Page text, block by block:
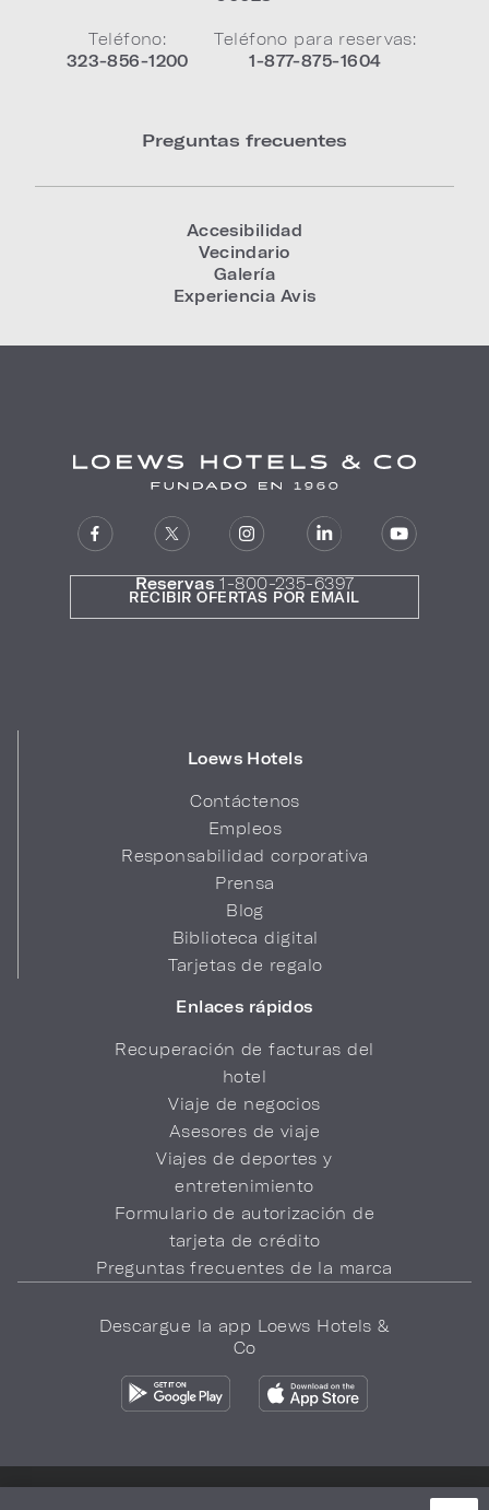
Teléfono:
323-856-1200
Teléfono para reservas:
1-877-875-1604
Preguntas frecuentes
Accesibilidad
Vecindario
Galería
Experiencia Avis
Reservas 1-800-235-6397
Loews Hotels
Contáctenos
Empleos
Responsabilidad corporativa
Prensa
Blog
Biblioteca digital
Tarjetas de regalo
Enlaces rápidos
Recuperación de facturas del
hotel
Viaje de negocios
Asesores de viaje
Viajes de deportes y
entretenimiento
Formulario de autorización de
tarjeta de crédito
Preguntas frecuentes de la marca
RECIBIR OFERTAS POR EMAIL
Descargue la app Loews Hotels &
Co